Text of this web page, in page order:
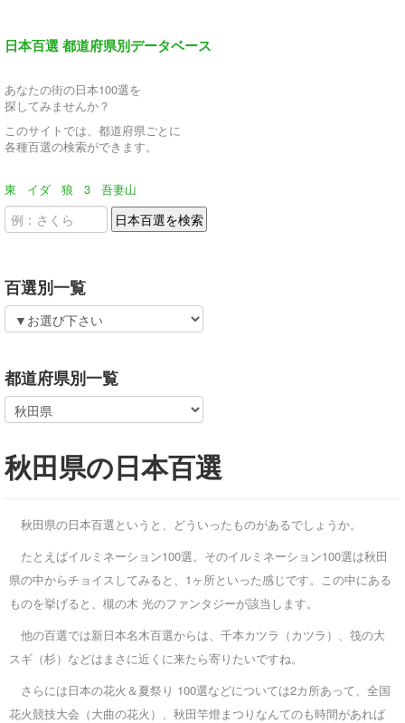
日本百選 都道府県別データベース
あなたの街の日本100選を
探してみませんか？
このサイトでは、都道府県ごとに
各種百選の検索ができます。
東 イダ 狼 3 吾妻山
百選別一覧
都道府県別一覧
秋田県の日本百選
秋田県の日本百選というと、どういったものがあるでしょうか。
たとえばイルミネーション100選。そのイルミネーション100選は秋田
県の中からチョイスしてみると、1ヶ所といった感じです。この中にある
ものを挙げると、槻の木 光のファンタジーが該当します。
他の百選では新日本名木百選からは、千本カツラ（カツラ）、筏の大
スギ（杉）などはまさに近くに来たら寄りたいですね。
さらには日本の花火＆夏祭り 100選などについては2カ所あって、全国
花火競技大会（大曲の花火）、秋田竿燈まつりなんてのも時間があれば